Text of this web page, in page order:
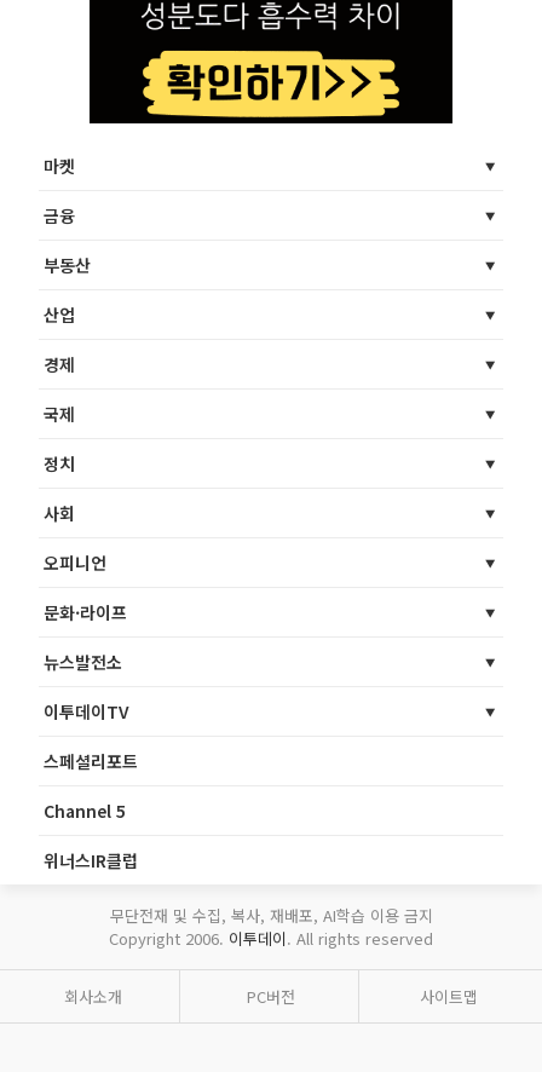
마켓
금융
부동산
산업
경제
국제
정치
사회
오피니언
문화·라이프
뉴스발전소
이투데이TV
스페셜리포트
Channel 5
위너스IR클럽
무단전재 및 수집, 복사, 재배포, AI학습 이용 금지
Copyright 2006. 이투데이. All rights reserved
회사소개 PC버전 사이트맵